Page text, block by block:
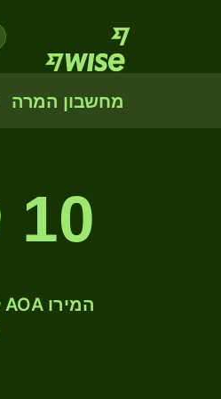
מחשבון המרה
10 קואנזה אנגולי לדולר אוסטרלי